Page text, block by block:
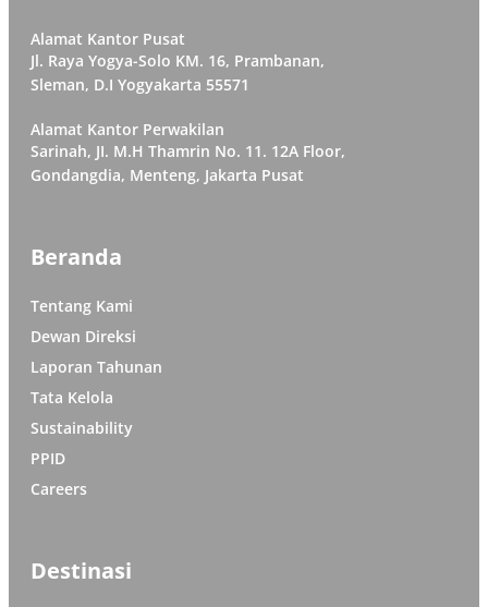
Alamat Kantor Pusat
Jl. Raya Yogya-Solo KM. 16, Prambanan,
Sleman, D.I Yogyakarta 55571
Alamat Kantor Perwakilan
Sarinah, JI. M.H Thamrin No. 11. 12A Floor,
Gondangdia, Menteng, Jakarta Pusat
Beranda
Tentang Kami
Dewan Direksi
Laporan Tahunan
Tata Kelola
Sustainability
PPID
Careers
Destinasi